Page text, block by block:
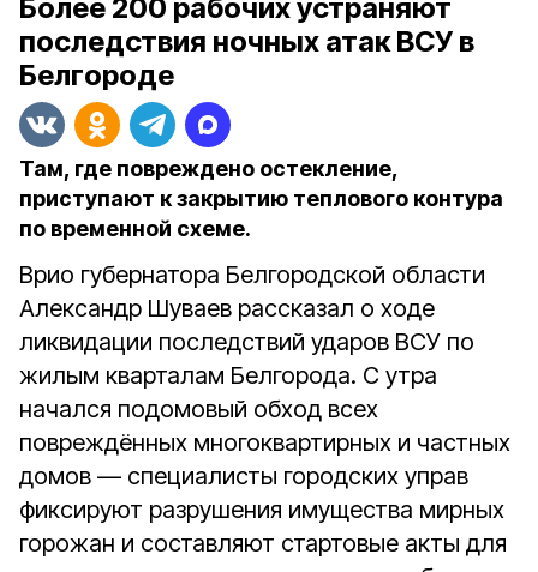
Более 200 рабочих устраняют
последствия ночных атак ВСУ в
Белгороде
Там, где повреждено остекление,
приступают к закрытию теплового контура
по временной схеме.
Врио губернатора Белгородской области
Александр Шуваев рассказал о ходе
ликвидации последствий ударов ВСУ по
жилым кварталам Белгорода. С утра
начался подомовый обход всех
повреждённых многоквартирных и частных
домов — специалисты городских управ
фиксируют разрушения имущества мирных
горожан и составляют стартовые акты для